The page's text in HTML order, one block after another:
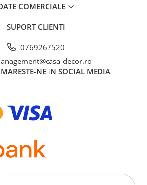
COMERCIALE
SUPORT CLIENTI
0769267520
decor.ro
NE IN SOCIAL MEDIA